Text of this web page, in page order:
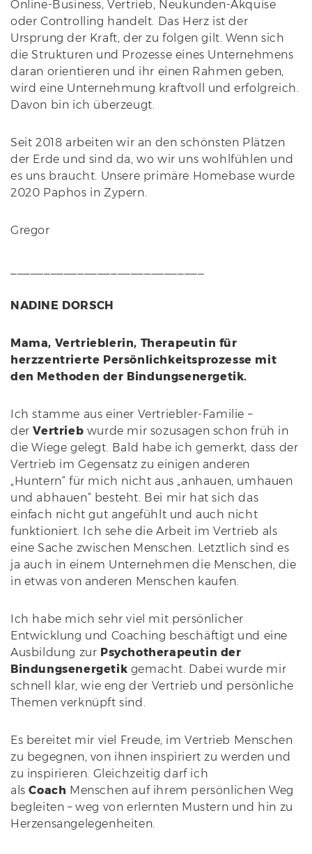
Online-Business, Vertrieb, Neukunden-Akquise
oder Controlling handelt. Das Herz ist der
Ursprung der Kraft, der zu folgen gilt. Wenn sich
die Strukturen und Prozesse eines Unternehmens
daran orientieren und ihr einen Rahmen geben,
wird eine Unternehmung kraftvoll und erfolgreich.
Davon bin ich überzeugt.
Seit 2018 arbeiten wir an den schönsten Plätzen
der Erde und sind da, wo wir uns wohlfühlen und
es uns braucht. Unsere primäre Homebase wurde
2020 Paphos in Zypern.
Gregor
NADINE DORSCH
Mama, Vertrieblerin, Therapeutin für
herzzentrierte Persönlichkeitsprozesse mit
den Methoden der Bindungsenergetik.
Ich stamme aus einer Vertriebler-Familie –
derVertrieb wurde mir sozusagen schon früh in
die Wiege gelegt. Bald habe ich gemerkt, dass der
Vertrieb im Gegensatz zu einigen anderen
„Huntern“ für mich nicht aus „anhauen, umhauen
und abhauen“ besteht. Bei mir hat sich das
einfach nicht gut angefühlt und auch nicht
funktioniert. Ich sehe die Arbeit im Vertrieb als
eine Sache zwischen Menschen. Letztlich sind es
ja auch in einem Unternehmen die Menschen, die
in etwas von anderen Menschen kaufen.
Ich habe mich sehr viel mit persönlicher
Entwicklung und Coaching beschäftigt und eine
Ausbildung zur Psychotherapeutin der
Bindungsenergetik gemacht. Dabei wurde mir
schnell klar, wie eng der Vertrieb und persönliche
Themen verknüpft sind.
Es bereitet mir viel Freude, im Vertrieb Menschen
zu begegnen, von ihnen inspiriert zu werden und
zu inspirieren. Gleichzeitig darf ich
alsCoach Menschen auf ihrem persönlichen Weg
begleiten – weg von erlernten Mustern und hin zu
Herzensangelegenheiten.